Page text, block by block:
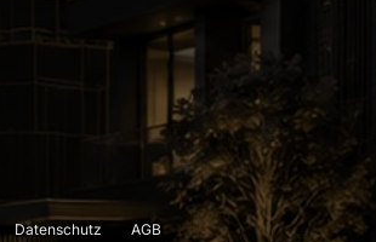
Datenschutz
AGB